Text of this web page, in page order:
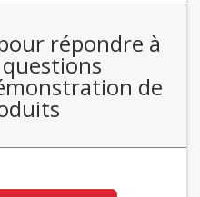
répondre à
de